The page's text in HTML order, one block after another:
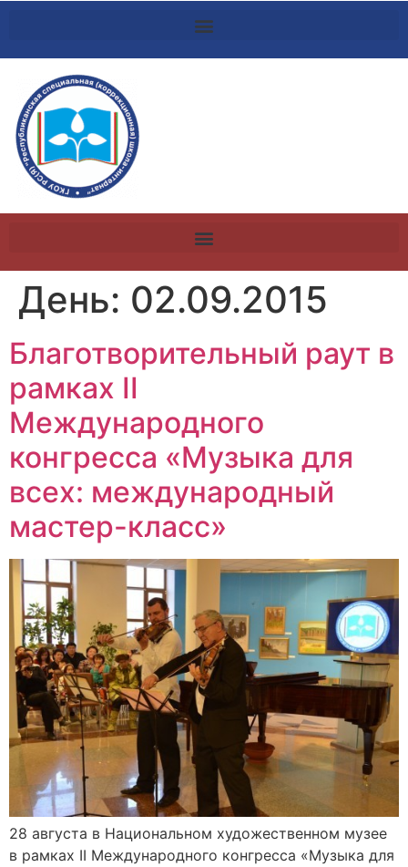
День: 02.09.2015
Благотворительный раут в
рамках II
Международного
конгресса «Музыка для
всех: международный
мастер-класс»
28 августа в Национальном художественном музее
в рамках II Международного конгресса «Музыка для